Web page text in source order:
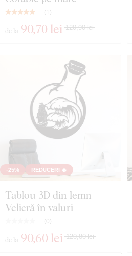
(1)
de la 90,70 lei 120,90 lei
-25% REDUCERI 🔥
Tablou 3D din lemn -
Velieră în valuri
( 0)
de la 90,60 lei 120,80 lei